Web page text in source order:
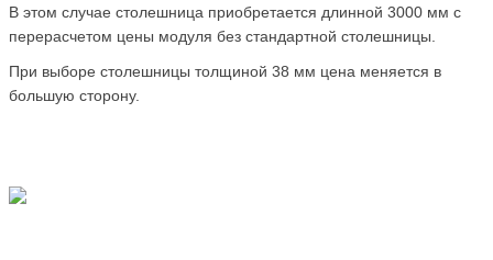
В этом случае столешница приобретается длинной 3000 мм с
перерасчетом цены модуля без стандартной столешницы.
При выборе столешницы толщиной 38 мм цена меняется в
большую сторону.